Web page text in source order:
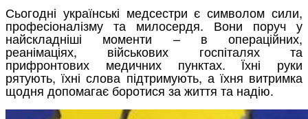
Сьогодні українські медсестри є символом сили,
професіоналізму та милосердя. Вони поруч у
найскладніші моменти – в операційних,
реанімаціях, військових госпіталях та
прифронтових медичних пунктах. Їхні руки
рятують, їхні слова підтримують, а їхня витримка
щодня допомагає боротися за життя та надію.